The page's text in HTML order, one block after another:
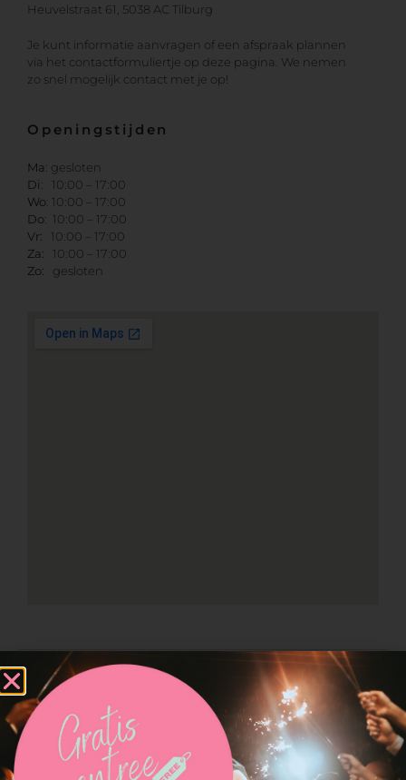
Heuvelstraat 61, 5038 AC Tilburg
Je kunt informatie aanvragen of een afspraak plannen
via het contactformuliertje op deze pagina. We nemen
zo snel mogelijk contact met je op!
Openingstijden
Ma: gesloten
Di: 10:00 – 17:00
Wo: 10:00 – 17:00
Do: 10:00 – 17:00
Vr: 10:00 – 17:00
Za:
10:00 – 17:00
Zo: gesloten
Neem contact op met
Juwelier Pijnenburg | Trouwringen